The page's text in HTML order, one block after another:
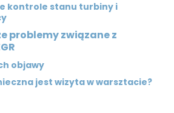
kontrole stanu turbiny i
problemy związane z
objawy
jest wizyta w warsztacie?